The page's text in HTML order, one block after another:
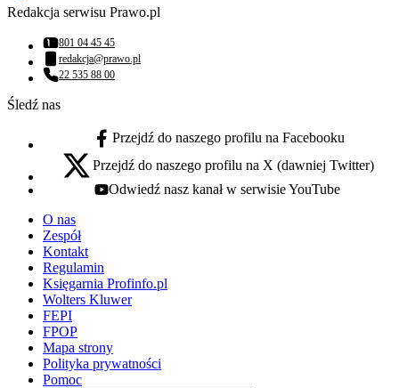
Redakcja serwisu Prawo.pl
Numer telefonu:
801 04 45 45
Adres email:
redakcja@prawo.pl
Numer telefonu:
22 535 88 00
Śledź nas
facebook - otwiera się w nowej karcie
Przejdź do naszego profilu na Facebooku
x - otwiera się w nowej karcie
Przejdź do naszego profilu na X (dawniej Twitter)
youtube - otwiera się w nowej karcie
Odwiedź nasz kanał w serwisie YouTube
O nas
Zespół
Kontakt
Regulamin
Księgarnia Profinfo.pl
Wolters Kluwer
FEPI
FPOP
Mapa strony
Polityka prywatności
Pomoc